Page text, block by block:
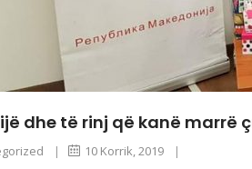
dhe të rinj që kanë marrë
| 10 Korrik, 2019 |